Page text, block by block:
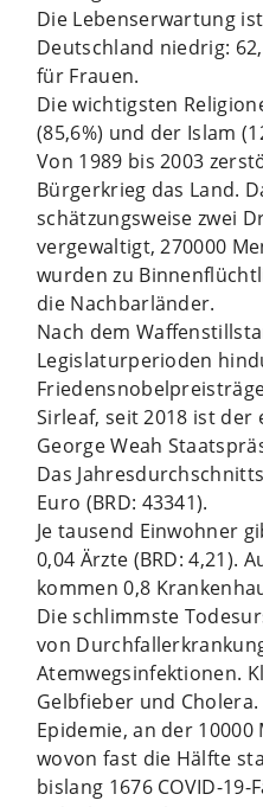
Die Lebenserwartung
Deutschland niedrig:
für Frauen.
Die wichtigsten
(85,6%) und der Islam
Von 1989 bis 2003
Bürgerkrieg das Land.
schätzungsweise zwei
vergewaltigt, 270000
wurden zu
die Nachbarländer.
Nach dem
Legislaturperioden
Sirleaf, seit 2018 ist der
George Weah
Das
Euro (BRD: 43341).
Je tausend Einwohner
0,04 Ärzte (BRD: 4,21).
kommen 0,8
Die schlimmste
von
Atemwegsinfektionen.
Gelbfieber und
Epidemie, an der
wovon fast die Hälfte
bislang 1676 COVID-